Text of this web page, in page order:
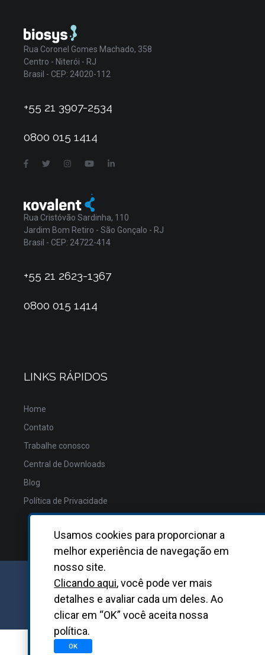
Rua Coronel Gomes Machado, 358
Centro - Niterói - RJ
Brasil - CEP: 24020-112
+55 21 3907-2534
0800 015 1414
Rua Cristóvão Sardinha, 110
Jardim Bom Retiro - São Gonçalo - RJ
Brasil - CEP: 24722-414
+55 21 2623-1367
0800 015 1414
LINKS RÁPIDOS
Home
Contato
Trabalhe conosco
Central de Downloads
Blog
Política de Privacidade
GRUPO BIOSYS KOVALENT | 2026
Desenvolvido pela Asterisco
Usamos cookies para proporcionar a
melhor experiência de navegação em
nosso site.
Clicando aqui, você pode ver mais
detalhes e avaliar cada um deles. Ao
clicar em “OK” você aceita nossa
política.
OK